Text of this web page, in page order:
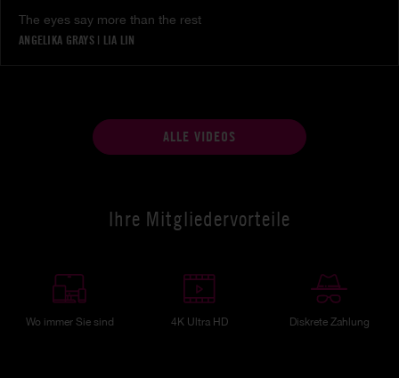
The eyes say more than the rest
ANGELIKA GRAYS| LIA LIN
ALLE VIDEOS
Ihre Mitgliedervorteile
Wo immer Sie sind 4K Ultra HD Diskrete Zahlung